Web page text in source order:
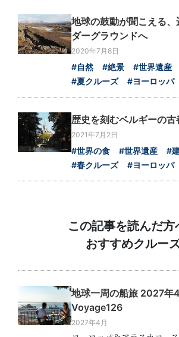
地球の鼓動が聞こえる
ダーグラウンドへ
2020年7月8日
#自然 #絶景 #世界遺産
#夏クルーズ
#ヨーロッパ
歴史を刻むベルギーの古
2021年7月2日
#世界の食 #世界遺産
#
#春クルーズ
#ヨーロッパ
この記事を読んだ方
おすすめクルー
地球一周の船旅 2027年
Voyage126
2027年4月